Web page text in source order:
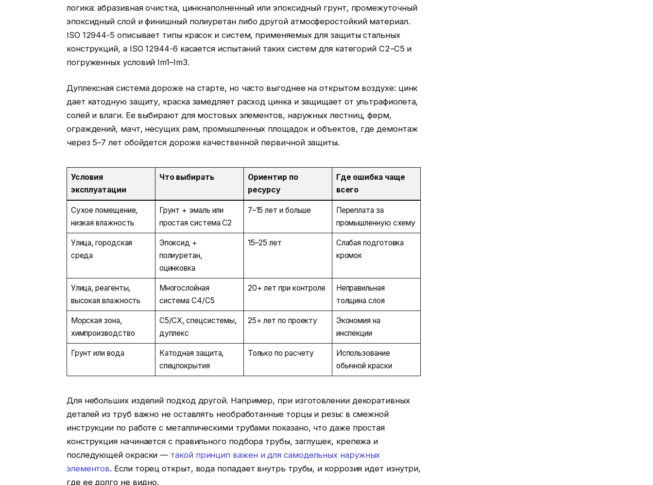
логика: абразивная очистка, цинкнаполненный или эпоксидный грунт, промежуточный
эпоксидный слой и финишный полиуретан либо другой атмосферостойкий материал.
ISO 12944-5 описывает типы красок и систем, применяемых для защиты стальных
конструкций, а ISO 12944-6 касается испытаний таких систем для категорий C2–C5 и
погруженных условий Im1–Im3.
Дуплексная система дороже на старте, но часто выгоднее на открытом воздухе: цинк
дает катодную защиту, краска замедляет расход цинка и защищает от ультрафиолета,
солей и влаги. Ее выбирают для мостовых элементов, наружных лестниц, ферм,
ограждений, мачт, несущих рам, промышленных площадок и объектов, где демонтаж
через 5–7 лет обойдется дороже качественной первичной защиты.
Условия
эксплуатации
Что выбирать
Ориентир по
ресурсу
Где ошибка чаще
всего
Сухое помещение,
низкая влажность
Грунт + эмаль или
простая система C2
7–15 лет и больше
Переплата за
промышленную схему
Улица, городская
среда
Эпоксид +
полиуретан,
оцинковка
15–25 лет
Слабая подготовка
кромок
Улица, реагенты,
высокая влажность
Многослойная
система C4/C5
20+ лет при контроле
Неправильная
толщина слоя
Морская зона,
химпроизводство
C5/CX, спецсистемы,
дуплекс
25+ лет по проекту
Экономия на
инспекции
Грунт или вода
Катодная защита,
спецпокрытия
Только по расчету
Использование
обычной краски
Для небольших изделий подход другой. Например, при изготовлении декоративных
деталей из труб важно не оставлять необработанные торцы и резы: в смежной
инструкции по работе с металлическими трубами показано, что даже простая
конструкция начинается с правильного подбора трубы, заглушек, крепежа и
последующей окраски — такой принцип важен и для самодельных наружных
элементов. Если торец открыт, вода попадает внутрь трубы, и коррозия идет изнутри,
где ее долго не видно.